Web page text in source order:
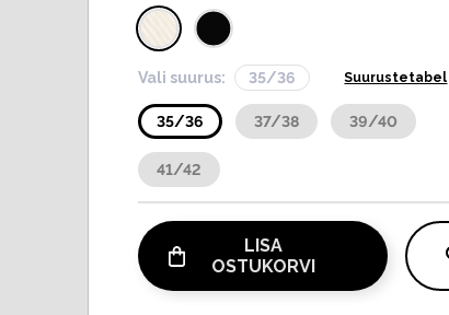
Vali suurus: 35/36 Suurustetabel
35/36 37/38 39/40
41/42
LISA
OSTUKORVI